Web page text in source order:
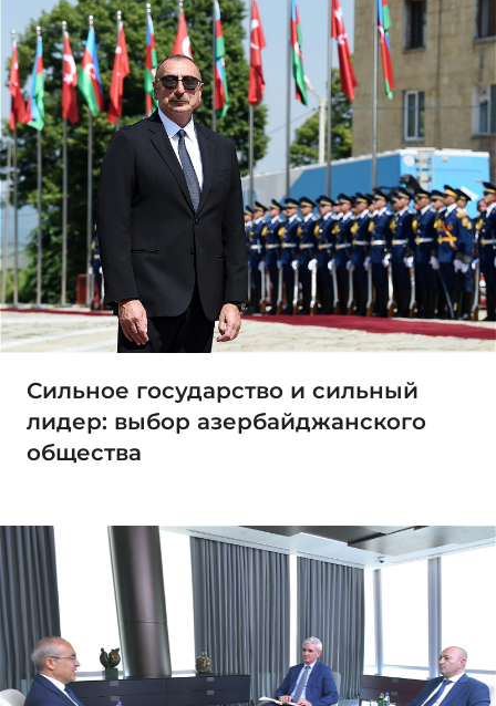
Сильное государство и сильный
лидер: выбор азербайджанского
общества